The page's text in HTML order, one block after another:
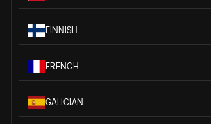
FINNISH
FRENCH
GALICIAN